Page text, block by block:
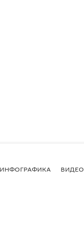
ИНФОГРАФИКА ВИДЕО